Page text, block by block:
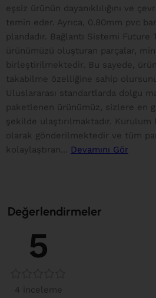
eşsiz ürünün dayanıklılığını ve
temin eder. Ayrıca, 0.80mm pvc
plandadır. Bağlantı Sistemi Future
ürünümüzü oluşturan parçalar,
birleştirilmektedir. Bu sayede,
takabilme özelliğine sahip
Uluslararası standartlarda dolgu
paketlenen ürünümüz, sizlere en
şekilde ulaştırılmaktadır.
olarak gönderilmektedir ve tüm
kolaylaştıran...
Devamını Gör
Değerlendirmeler
5
4 inceleme